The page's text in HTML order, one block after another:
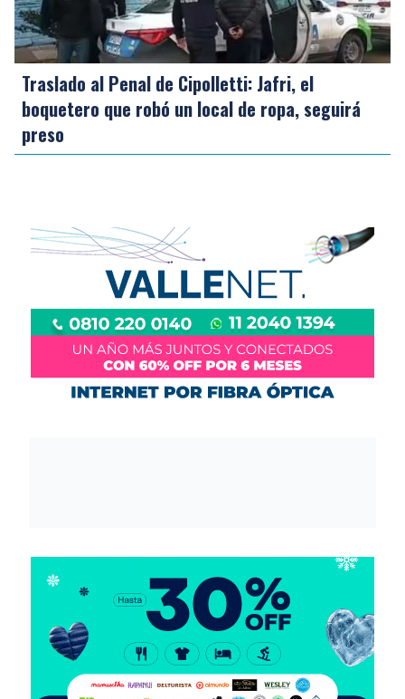
Traslado al Penal de Cipolletti: Jafri, el
boquetero que robó un local de ropa, seguirá
preso